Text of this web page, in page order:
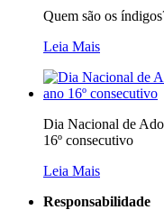
Quem são os
Leia Mais
Dia Nacional de
16º consecutivo
Leia Mais
Responsabilidade